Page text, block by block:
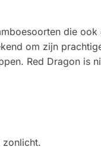
die ook
om zijn
Red Dragon is
zonlicht.